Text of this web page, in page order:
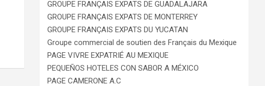
GROUPE FRANÇAIS EXPATS DE GUADALAJARA
GROUPE FRANÇAIS EXPATS DE MONTERREY
GROUPE FRANÇAIS EXPATS DU YUCATAN
Groupe commercial de soutien des Français du Mexique
PAGE VIVRE EXPATRIÉ AU MEXIQUE
PEQUEÑOS HOTELES CON SABOR A MÉXICO
PAGE CAMERONE A.C